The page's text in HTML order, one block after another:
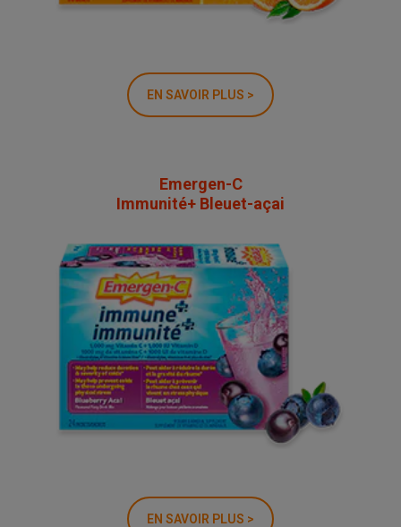
EN SAVOIR PLUS >
Emergen-C
Immunité+ Bleuet-açai
EN SAVOIR PLUS >